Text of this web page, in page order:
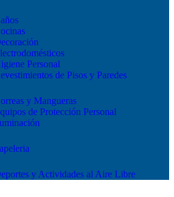
Personal
de Pisos y Paredes
y Mangueras
de Protección Personal
y Actividades al Aire Libre